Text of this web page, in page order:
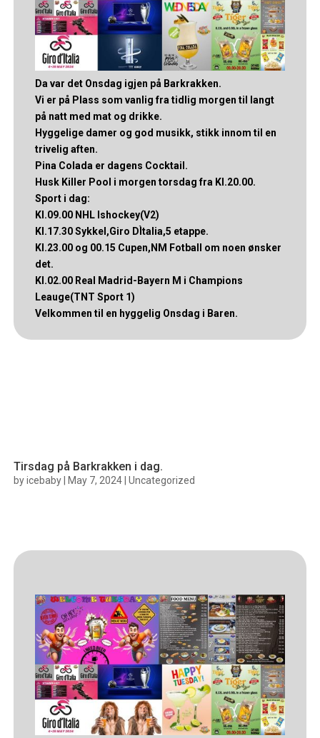
Da var det Onsdag igjen på Barkrakken.
Vi er på Plass som vanlig fra tidlig morgen til langt
på natt med mat og drikke.
Hyggelige damer og god musikk, stikk innom til en
trivelig aften.
Pina Colada er dagens Cocktail.
Husk Killer Pool i morgen torsdag fra Kl.20.00.
Sport i dag:
Kl.09.00 NHL Ishockey(V2)
Kl.17.30 Sykkel,Giro DÌtalia,5 etappe.
Kl.23.00 og 00.15 Cupen,NM Fotball om noen ønsker
det.
Kl.02.00 Real Madrid-Bayern M i Champions
Leauge(TNT Sport 1)
Velkommen til en hyggelig Onsdag i Baren.
Tirsdag på Barkrakken i dag.
byicebaby May 7, 2024 Uncategorized